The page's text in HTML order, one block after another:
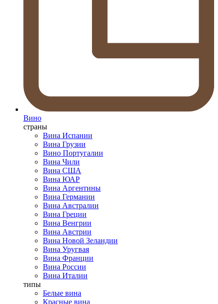
Вино
страны
Вина Испании
Вина Грузии
Вино Португалии
Вина Чили
Вина США
Вина ЮАР
Вина Аргентины
Вина Германии
Вина Австралии
Вина Греции
Вина Венгрии
Вина Австрии
Вина Новой Зеландии
Вина Уругвая
Вина Франции
Вина России
Вина Италии
типы
Белые вина
Красные вина